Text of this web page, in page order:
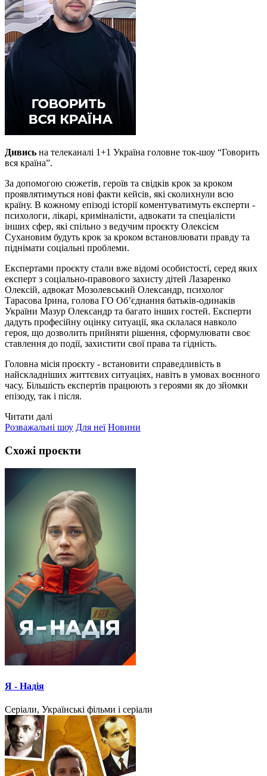
Дивись на телеканалі 1+1 Україна головне ток-шоу “Говорить
вся країна”.
За допомогою сюжетів, героїв та свідків крок за кроком
проявлятимуться нові факти кейсів, які сколихнули всю
країну. В кожному епізоді історії коментуватимуть експерти -
психологи, лікарі, криміналісти, адвокати та спеціалісти
інших сфер, які спільно з ведучим проєкту Олексієм
Сухановим будуть крок за кроком встановлювати правду та
піднімати соціальні проблеми.
Експертами проєкту стали вже відомі особистості, серед яких
експерт з соціально-правового захисту дітей Лазаренко
Олексій, адвокат Мозолевський Олександр, психолог
Тарасова Ірина, голова ГО Об’єднання батьків-одинаків
України Мазур Олександр та багато інших гостей. Експерти
дадуть професійну оцінку ситуації, яка склалася навколо
героя, що дозволить прийняти рішення, сформулювати своє
ставлення до події, захистити свої права та гідність.
Головна місія проєкту - встановити справедливість в
найскладніших життєвих ситуаціях, навіть в умовах воєнного
часу. Більшість експертів працюють з героями як до зйомки
епізоду, так і після.
Читати далі
Розважальні шоу Для неї Новини
Схожі проєкти
Я - Надія
Серіали, Українські фільми і серіали